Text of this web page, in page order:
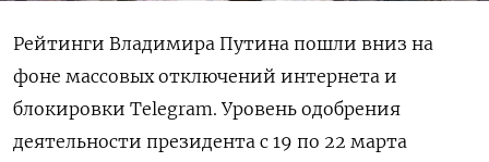
Рейтинги Владимира Путина пошли вниз на
фоне массовых отключений интернета и
блокировки Telegram. Уровень одобрения
деятельности президента с 19 по 22 марта